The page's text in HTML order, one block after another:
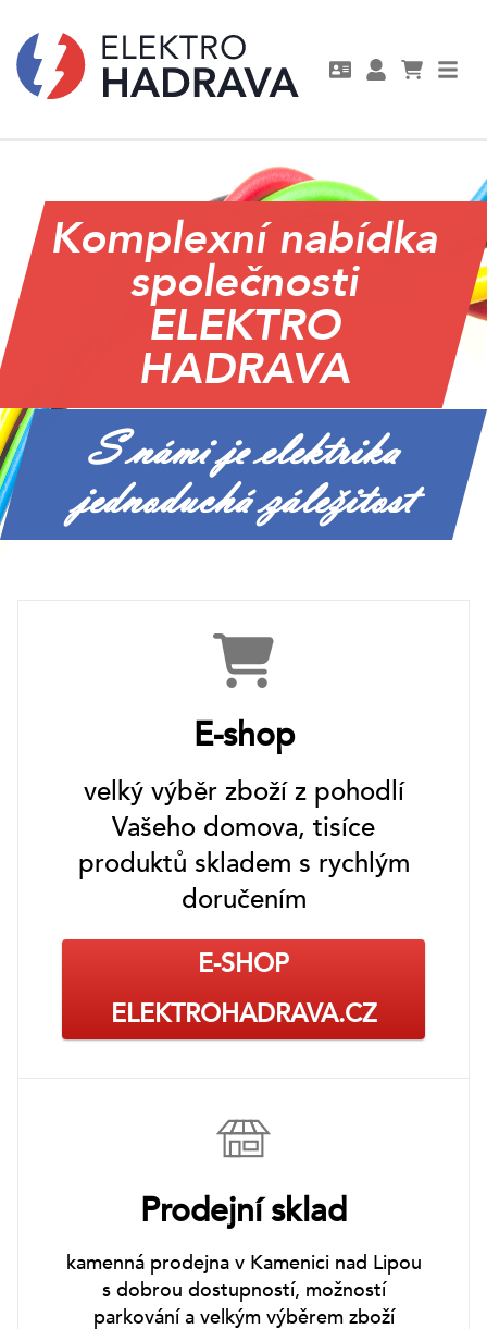
Komplexní nabídka
společnosti
ELEKTRO
HADRAVA
S námi je elektrika
jednoduchá záležitost
E-shop
velký výběr zboží z pohodlí
Vašeho domova, tisíce
produktů skladem s rychlým
doručením
E-SHOP
ELEKTROHADRAVA.CZ
Prodejní sklad
kamenná prodejna v Kamenici nad Lipou
s dobrou dostupností, možností
parkování a velkým výběrem zboží